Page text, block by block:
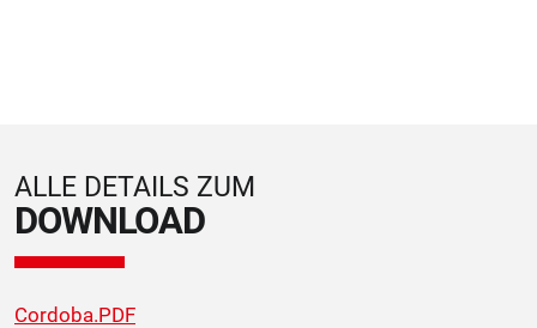
ALLE DETAILS ZUM
DOWNLOAD
Cordoba.PDF